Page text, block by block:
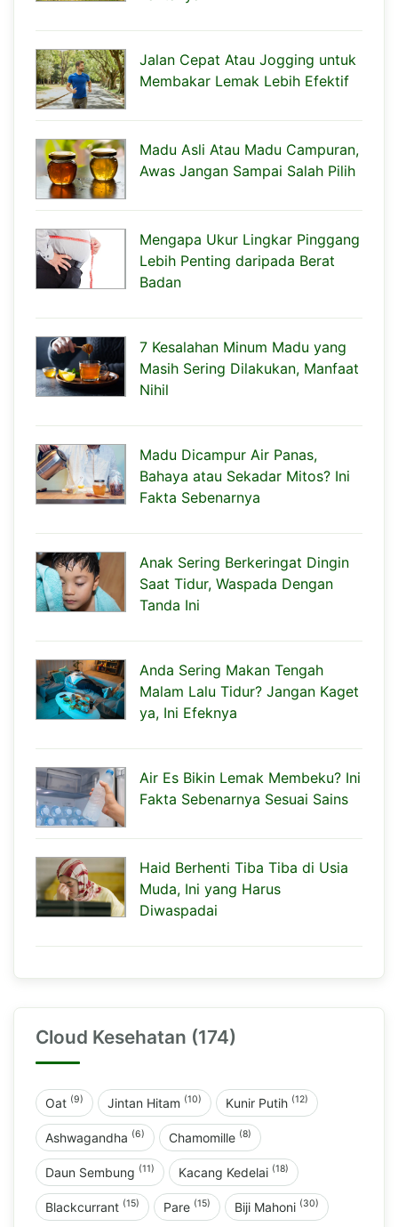
Jalan Cepat Atau Jogging untuk
Membakar Lemak Lebih Efektif
Madu Asli Atau Madu Campuran,
Awas Jangan Sampai Salah Pilih
Mengapa Ukur Lingkar Pinggang
Lebih Penting daripada Berat
Badan
7 Kesalahan Minum Madu yang
Masih Sering Dilakukan, Manfaat
Nihil
Madu Dicampur Air Panas,
Bahaya atau Sekadar Mitos? Ini
Fakta Sebenarnya
Anak Sering Berkeringat Dingin
Saat Tidur, Waspada Dengan
Tanda Ini
Anda Sering Makan Tengah
Malam Lalu Tidur? Jangan Kaget
ya, Ini Efeknya
Air Es Bikin Lemak Membeku? Ini
Fakta Sebenarnya Sesuai Sains
Haid Berhenti Tiba Tiba di Usia
Muda, Ini yang Harus
Diwaspadai
Cloud Kesehatan (174)
Oat (9) Jintan Hitam (10) Kunir Putih (12)
Ashwagandha (6) Chamomille (8)
Daun Sembung (11) Kacang Kedelai (18)
Blackcurrant (15) Pare (15) Biji Mahoni (30)